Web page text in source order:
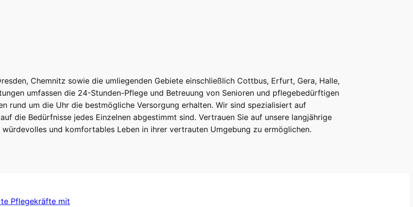
Chemnitz sowie die umliegenden Gebiete einschließlich Cottbus, Erfurt, Gera, Halle,
umfassen die 24-Stunden-Pflege und Betreuung von Senioren und pflegebedürftigen
rund um die Uhr die bestmögliche Versorgung erhalten. Wir sind spezialisiert auf
die Bedürfnisse jedes Einzelnen abgestimmt sind. Vertrauen Sie auf unsere langjährige
und komfortables Leben in ihrer vertrauten Umgebung zu ermöglichen.